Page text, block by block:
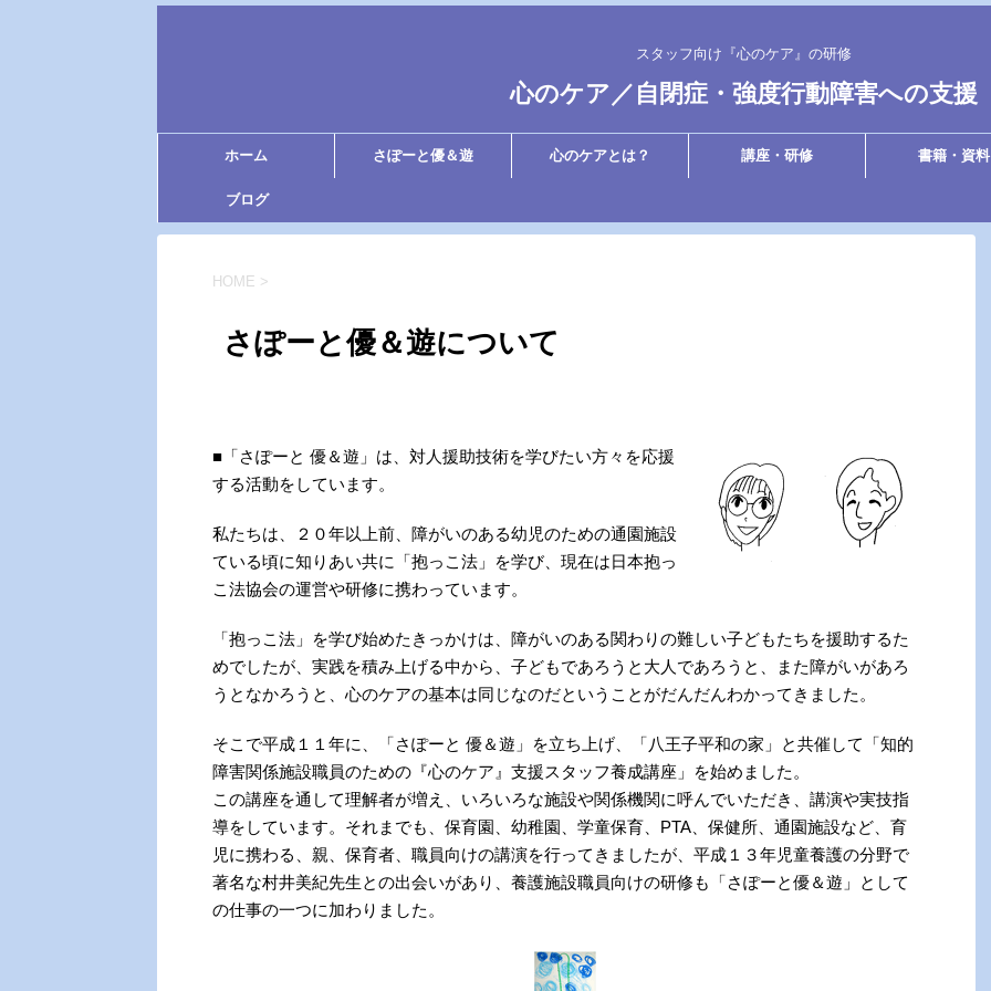
スタッフ向け『心のケア』の研修
心のケア／自閉症・強度行動障害への支援
ホーム さぽーと優＆遊 心のケアとは？ 講座・研修 書籍・資料
ブログ
HOME >
さぽーと優＆遊について
■「さぽーと 優＆遊」は、対人援助技術を学びたい方々を応援
する活動をしています。
私たちは、２０年以上前、障がいのある幼児のための通園施設
ている頃に知りあい共に「抱っこ法」を学び、現在は日本抱っ
こ法協会の運営や研修に携わっています。
「抱っこ法」を学び始めたきっかけは、障がいのある関わりの難しい子どもたちを援助するた
めでしたが、実践を積み上げる中から、子どもであろうと大人であろうと、また障がいがあろ
うとなかろうと、心のケアの基本は同じなのだということがだんだんわかってきました。
そこで平成１１年に、「さぽーと 優＆遊」を立ち上げ、「八王子平和の家」と共催して「知的
障害関係施設職員のための『心のケア』支援スタッフ養成講座」を始めました。
この講座を通して理解者が増え、いろいろな施設や関係機関に呼んでいただき、講演や実技指
導をしています。それまでも、保育園、幼稚園、学童保育、PTA、保健所、通園施設など、育
児に携わる、親、保育者、職員向けの講演を行ってきましたが、平成１３年児童養護の分野で
著名な村井美紀先生との出会いがあり、養護施設職員向けの研修も「さぽーと優＆遊」として
の仕事の一つに加わりました。